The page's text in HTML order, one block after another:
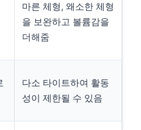
마른 체형, 왜소한 체형
을 보완하고 볼륨감을
더해줌
다소 타이트하여 활동
성이 제한될 수 있음